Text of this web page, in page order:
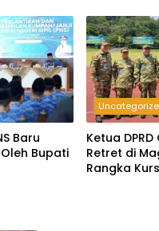
Baru
Bupati
Ketua
Retret di
Rangka